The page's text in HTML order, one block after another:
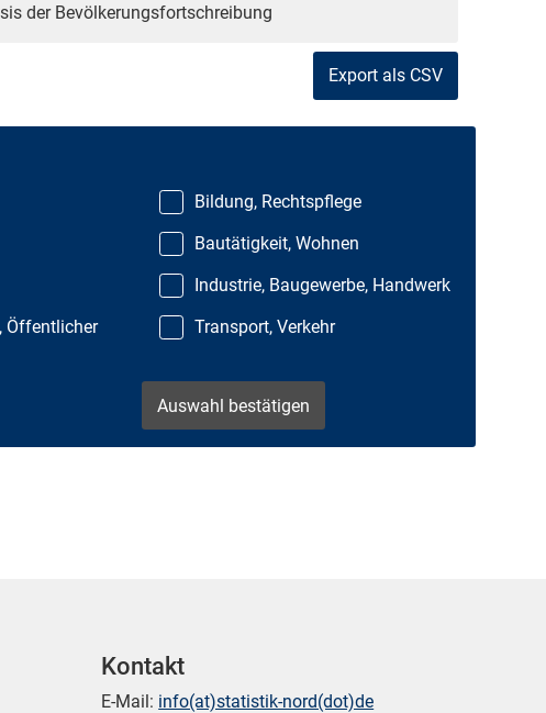
der Bevölkerungsfortschreibung
Export als CSV
Bildung, Rechtspflege
Bautätigkeit, Wohnen
Industrie, Baugewerbe, Handwerk
Öffentlicher
Transport, Verkehr
Kontakt
E-Mail: info(at)statistik-nord(dot)de